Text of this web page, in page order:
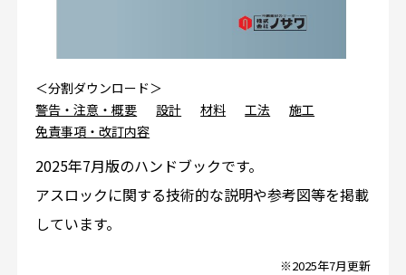
＜分割ダウンロード＞
警告・注意・概要
設計 材料 工法
施工
免責事項・改訂内容
2025年7月版のハンドブックです。
アスロックに関する技術的な説明や参考図等を掲載
しています。
※2025年7月更新